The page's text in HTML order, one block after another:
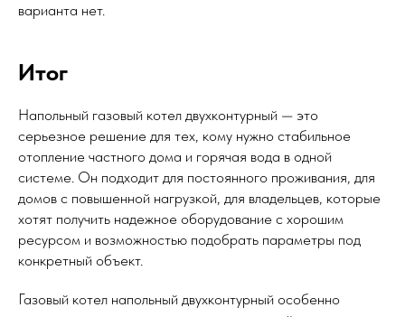
варианта нет.
Итог
Напольный газовый котел двухконтурный — это
серьезное решение для тех, кому нужно стабильное
отопление частного дома и горячая вода в одной
системе. Он подходит для постоянного проживания, для
домов с повышенной нагрузкой, для владельцев, которые
хотят получить надежное оборудование с хорошим
ресурсом и возможностью подобрать параметры под
конкретный объект.
Газовый котел напольный двухконтурный особенно